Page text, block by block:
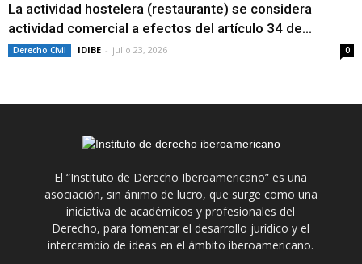
La actividad hostelera (restaurante) se considera
actividad comercial a efectos del artículo 34 de...
Derecho Civil IDIBE - julio 23, 2026 0
El “Instituto de Derecho Iberoamericano” es una
asociación, sin ánimo de lucro, que surge como una
iniciativa de académicos y profesionales del
Derecho, para fomentar el desarrollo jurídico y el
intercambio de ideas en el ámbito iberoamericano.